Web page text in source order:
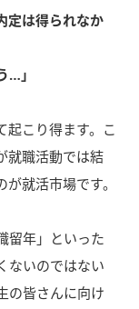
定は得られなか
…」
起こり得ます。こ
就職活動では結
就活市場です。
留年」といった
ないのではない
の皆さんに向け